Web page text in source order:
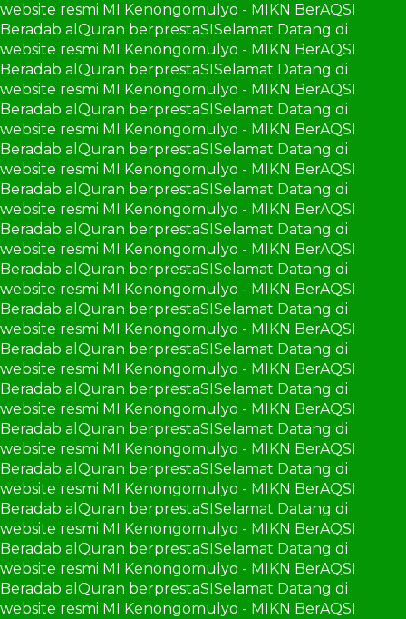
website resmi MI Kenongomulyo - MIKN BerAQSI
Beradab alQuran berprestaSISelamat Datang di
website resmi MI Kenongomulyo - MIKN BerAQSI
Beradab alQuran berprestaSISelamat Datang di
website resmi MI Kenongomulyo - MIKN BerAQSI
Beradab alQuran berprestaSISelamat Datang di
website resmi MI Kenongomulyo - MIKN BerAQSI
Beradab alQuran berprestaSISelamat Datang di
website resmi MI Kenongomulyo - MIKN BerAQSI
Beradab alQuran berprestaSISelamat Datang di
website resmi MI Kenongomulyo - MIKN BerAQSI
Beradab alQuran berprestaSISelamat Datang di
website resmi MI Kenongomulyo - MIKN BerAQSI
Beradab alQuran berprestaSISelamat Datang di
website resmi MI Kenongomulyo - MIKN BerAQSI
Beradab alQuran berprestaSISelamat Datang di
website resmi MI Kenongomulyo - MIKN BerAQSI
Beradab alQuran berprestaSISelamat Datang di
website resmi MI Kenongomulyo - MIKN BerAQSI
Beradab alQuran berprestaSISelamat Datang di
website resmi MI Kenongomulyo - MIKN BerAQSI
Beradab alQuran berprestaSISelamat Datang di
website resmi MI Kenongomulyo - MIKN BerAQSI
Beradab alQuran berprestaSISelamat Datang di
website resmi MI Kenongomulyo - MIKN BerAQSI
Beradab alQuran berprestaSISelamat Datang di
website resmi MI Kenongomulyo - MIKN BerAQSI
Beradab alQuran berprestaSISelamat Datang di
website resmi MI Kenongomulyo - MIKN BerAQSI
Beradab alQuran berprestaSISelamat Datang di
website resmi MI Kenongomulyo - MIKN BerAQSI